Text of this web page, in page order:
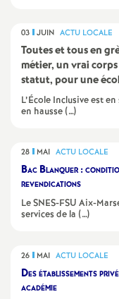
03 JUIN ACTU LOCALE
Toutes et tous en
métier, un vrai
statut, pour une
L’École Inclusive est
en hausse (…)
28 MAI ACTU LOCALE
Bac Blanquer :
revendications
Le SNES-FSU Aix-
services de la (…)
26 MAI ACTU LOCALE
Des établissements
académie